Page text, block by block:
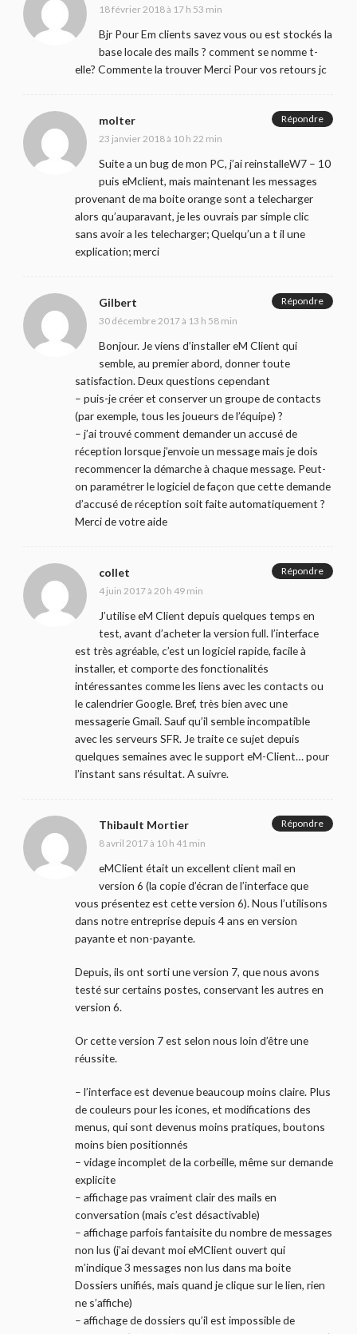
18 février 2018 à 17 h 53 min
Bjr Pour Em clients savez vous ou est stockés la
base locale des mails ? comment se nomme t-
elle? Commente la trouver Merci Pour vos retours jc
molter
23 janvier 2018 à 10 h 22 min
Suite a un bug de mon PC, j’ai reinstalleW7 – 10
puis eMclient, mais maintenant les messages
provenant de ma boite orange sont a telecharger
alors qu’auparavant, je les ouvrais par simple clic
sans avoir a les telecharger; Quelqu’un a t il une
explication; merci
Répondre
Gilbert
30 décembre 2017 à 13 h 58 min
Bonjour. Je viens d’installer eM Client qui
semble, au premier abord, donner toute
satisfaction. Deux questions cependant
– puis-je créer et conserver un groupe de contacts
(par exemple, tous les joueurs de l’équipe) ?
– j’ai trouvé comment demander un accusé de
réception lorsque j’envoie un message mais je dois
recommencer la démarche à chaque message. Peut-
on paramétrer le logiciel de façon que cette demande
d’accusé de réception soit faite automatiquement ?
Merci de votre aide
Répondre
collet
4 juin 2017 à 20 h 49 min
J’utilise eM Client depuis quelques temps en
test, avant d’acheter la version full. l’interface
est très agréable, c’est un logiciel rapide, facile à
installer, et comporte des fonctionalités
intéressantes comme les liens avec les contacts ou
le calendrier Google. Bref, très bien avec une
messagerie Gmail. Sauf qu’il semble incompatible
avec les serveurs SFR. Je traite ce sujet depuis
quelques semaines avec le support eM-Client… pour
l’instant sans résultat. A suivre.
Répondre
Thibault Mortier
8 avril 2017 à 10 h 41 min
eMClient était un excellent client mail en
version 6 (la copie d’écran de l’interface que
vous présentez est cette version 6). Nous l’utilisons
dans notre entreprise depuis 4 ans en version
payante et non-payante.
Depuis, ils ont sorti une version 7, que nous avons
testé sur certains postes, conservant les autres en
version 6.
Or cette version 7 est selon nous loin d’être une
réussite.
– l’interface est devenue beaucoup moins claire. Plus
de couleurs pour les icones, et modifications des
menus, qui sont devenus moins pratiques, boutons
moins bien positionnés
– vidage incomplet de la corbeille, même sur demande
explicite
– affichage pas vraiment clair des mails en
conversation (mais c’est désactivable)
– affichage parfois fantaisite du nombre de messages
non lus (j’ai devant moi eMClient ouvert qui
m’indique 3 messages non lus dans ma boite
Dossiers unifiés, mais quand je clique sur le lien, rien
ne s’affiche)
– affichage de dossiers qu’il est impossible de
Répondre